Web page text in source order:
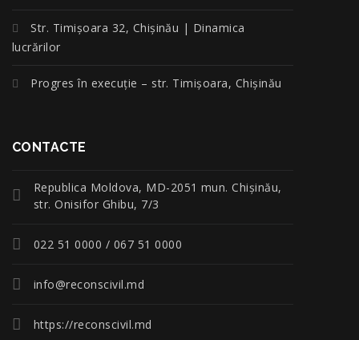
Str. Timișoara 32, Chișinău | Dinamica
lucrărilor
Progres în execuție – str. Timișoara, Chișinău
CONTACTE
Republica Moldova, MD-2051 mun. Chişinău,
str. Onisifor Ghibu, 7/3
022 51 0000 / 067 51 0000
info@reconscivil.md
https://reconscivil.md